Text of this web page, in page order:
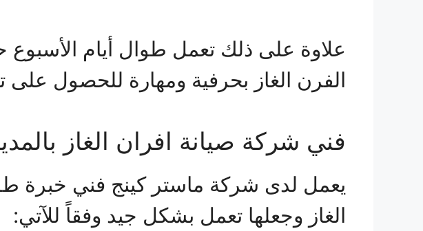
علاوة على ذلك تعمل طوال أيام
الفرن الغاز بحرفية ومهارة للحصول
فني شركة صيانة افران الغاز
يعمل لدى شركة ماستر كينج فني خبرة
الغاز وجعلها تعمل بشكل جيد وفقاً للآتي: